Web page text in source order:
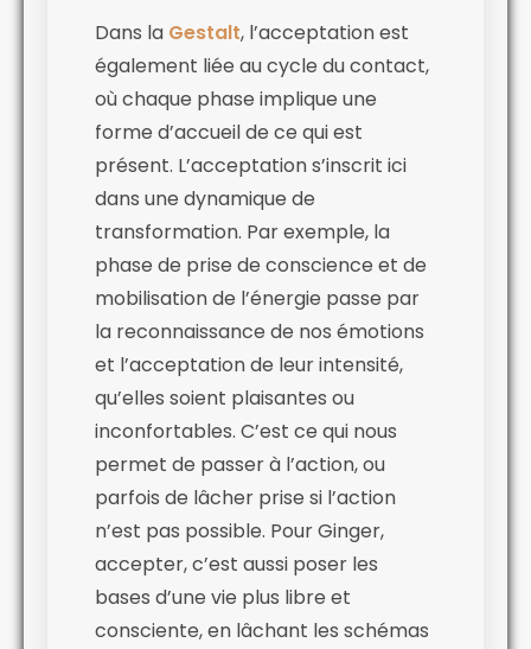
Dans la Gestalt, l’acceptation est
également liée au cycle du contact,
où chaque phase implique une
forme d’accueil de ce qui est
présent. L’acceptation s’inscrit ici
dans une dynamique de
transformation. Par exemple, la
phase de prise de conscience et de
mobilisation de l’énergie passe par
la reconnaissance de nos émotions
et l’acceptation de leur intensité,
qu’elles soient plaisantes ou
inconfortables. C’est ce qui nous
permet de passer à l’action, ou
parfois de lâcher prise si l’action
n’est pas possible. Pour Ginger,
accepter, c’est aussi poser les
bases d’une vie plus libre et
consciente, en lâchant les schémas